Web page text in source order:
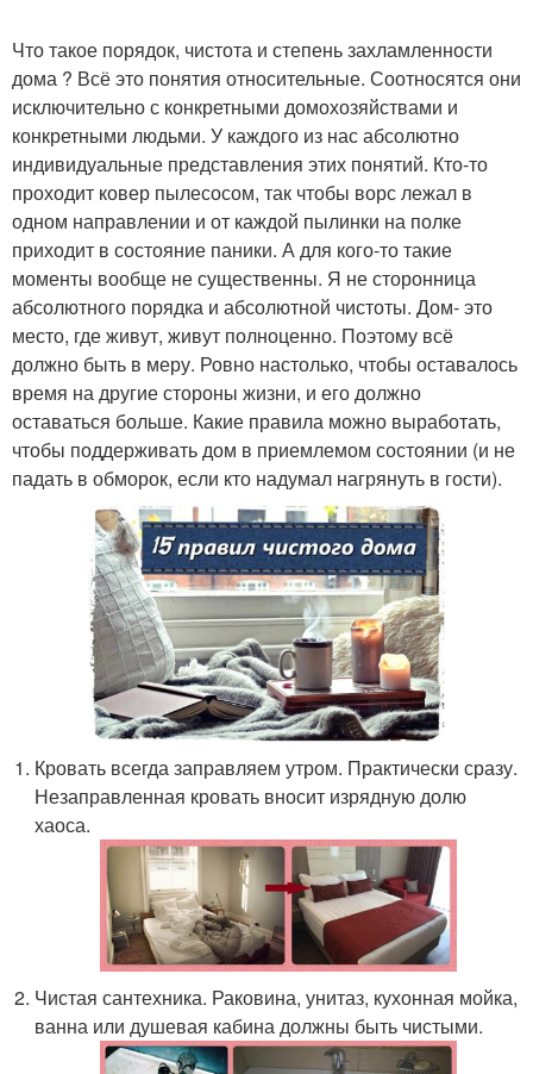
Что такое порядок, чистота и степень захламленности
дома ? Всё это понятия относительные. Соотносятся они
исключительно с конкретными домохозяйствами и
конкретными людьми. У каждого из нас абсолютно
индивидуальные представления этих понятий. Кто-то
проходит ковер пылесосом, так чтобы ворс лежал в
одном направлении и от каждой пылинки на полке
приходит в состояние паники. А для кого-то такие
моменты вообще не существенны. Я не сторонница
абсолютного порядка и абсолютной чистоты. Дом- это
место, где живут, живут полноценно. Поэтому всё
должно быть в меру. Ровно настолько, чтобы оставалось
время на другие стороны жизни, и его должно
оставаться больше. Какие правила можно выработать,
чтобы поддерживать дом в приемлемом состоянии (и не
падать в обморок, если кто надумал нагрянуть в гости).
Кровать всегда заправляем утром. Практически сразу.
Незаправленная кровать вносит изрядную долю
хаоса.
Чистая сантехника. Раковина, унитаз, кухонная мойка,
ванна или душевая кабина должны быть чистыми.